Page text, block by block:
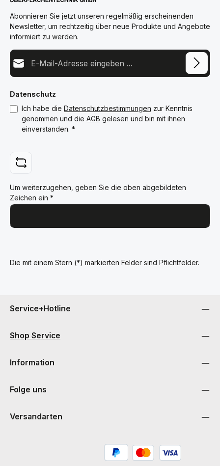
Abonnieren Sie jetzt unseren regelmäßig erscheinenden
Newsletter, um rechtzeitig über neue Produkte und Angebote
informiert zu werden.
E-Mail-Adresse*
Datenschutz
Ich habe die Datenschutzbestimmungen zur Kenntnis
genommen und die AGB gelesen und bin mit ihnen
einverstanden. *
Um weiterzugehen, geben Sie die oben abgebildeten
Zeichen ein *
Die mit einem Stern (*) markierten Felder sind Pflichtfelder.
Service+Hotline
Shop Service
Information
Folge uns
Versandarten